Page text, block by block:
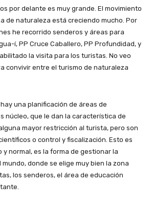
por delante es muy grande. El movimiento
de naturaleza está creciendo mucho. Por
he recorrido senderos y áreas para
í, PP Cruce Caballero, PP Profundidad, y
la visita para los turistas. No veo
convivir entre el turismo de naturaleza
una planificación de áreas de
núcleo, que le dan la característica de
mayor restricción al turista, pero son
o control y fiscalización. Esto es
normal, es la forma de gestionar la
donde se elige muy bien la zona
los senderos, el área de educación